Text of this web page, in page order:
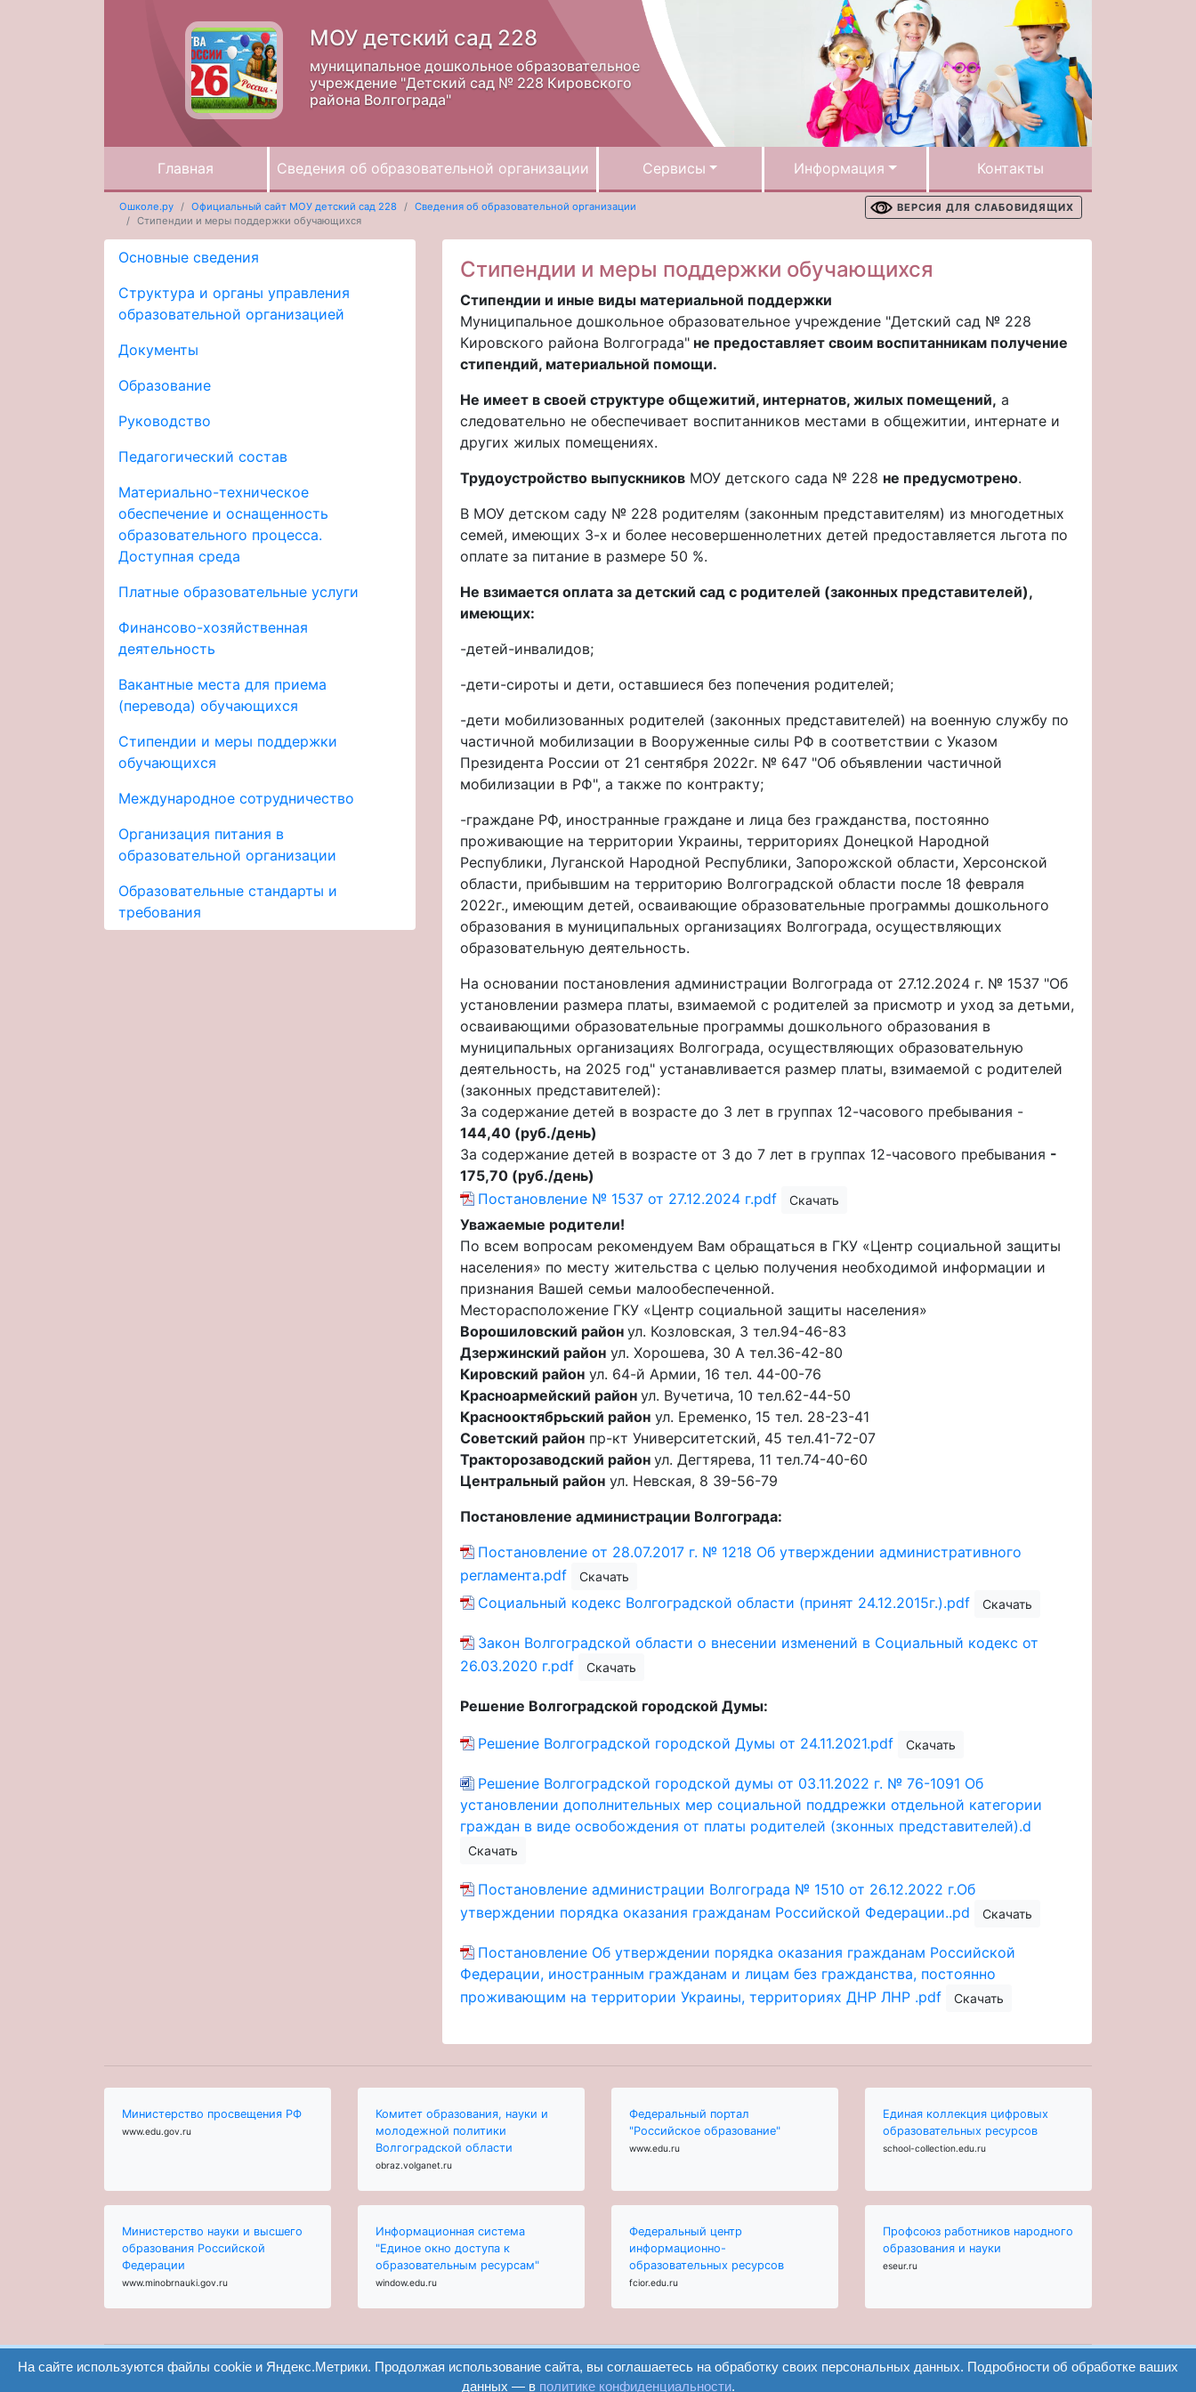
МОУ детский сад 228
муниципальное дошкольное образовательное
учреждение "Детский сад № 228 Кировского
района Волгограда"
Главная Сведения об образовательной организации Сервисы Информация Контакты
Ошколе.ру Официальный сайт МОУ детский сад 228
Сведения об образовательной организации
Стипендии и меры поддержки обучающихся
ВЕРСИЯ ДЛЯ СЛАБОВИДЯЩИХ
Основные сведения
Структура и органы управления
образовательной организацией
Документы
Образование
Руководство
Педагогический состав
Материально-техническое
обеспечение и оснащенность
образовательного процесса.
Доступная среда
Платные образовательные услуги
Финансово-хозяйственная
деятельность
Вакантные места для приема
(перевода) обучающихся
Стипендии и меры поддержки
обучающихся
Международное сотрудничество
Организация питания в
образовательной организации
Образовательные стандарты и
требования
Стипендии и меры поддержки обучающихся
Стипендии и иные виды материальной поддержки
Муниципальное дошкольное образовательное учреждение "Детский сад № 228
Кировского района Волгограда" не предоставляет своим воспитанникам получение
стипендий, материальной помощи.
Не имеет в своей структуре общежитий, интернатов, жилых помещений, а
следовательно не обеспечивает воспитанников местами в общежитии, интернате и
других жилых помещениях.
Трудоустройство выпускников МОУ детского сада № 228 не предусмотрено.
В МОУ детском саду № 228 родителям (законным представителям) из многодетных
семей, имеющих 3-х и более несовершеннолетних детей предоставляется льгота по
оплате за питание в размере 50 %.
Не взимается оплата за детский сад с родителей (законных представителей),
имеющих:
-детей-инвалидов;
-дети-сироты и дети, оставшиеся без попечения родителей;
-дети мобилизованных родителей (законных представителей) на военную службу по
частичной мобилизации в Вооруженные силы РФ в соответствии с Указом
Президента России от 21 сентября 2022г. № 647 "Об объявлении частичной
мобилизации в РФ", а также по контракту;
-граждане РФ, иностранные граждане и лица без гражданства, постоянно
проживающие на территории Украины, территориях Донецкой Народной
Республики, Луганской Народной Республики, Запорожской области, Херсонской
области, прибывшим на территорию Волгоградской области после 18 февраля
2022г., имеющим детей, осваивающие образовательные программы дошкольного
образования в муниципальных организациях Волгограда, осуществляющих
образовательную деятельность.
На основании постановления администрации Волгограда от 27.12.2024 г. № 1537 "Об
установлении размера платы, взимаемой с родителей за присмотр и уход за детьми,
осваивающими образовательные программы дошкольного образования в
муниципальных организациях Волгограда, осуществляющих образовательную
деятельность, на 2025 год" устанавливается размер платы, взимаемой с родителей
(законных представителей):
За содержание детей в возрасте до 3 лет в группах 12-часового пребывания -
144,40 (руб./день)
За содержание детей в возрасте от 3 до 7 лет в группах 12-часового пребывания -
175,70 (руб./день)
Постановление № 1537 от 27.12.2024 г.pdf
Скачать
Уважаемые родители!
По всем вопросам рекомендуем Вам обращаться в ГКУ «Центр социальной защиты
населения» по месту жительства с целью получения необходимой информации и
признания Вашей семьи малообеспеченной.
Месторасположение ГКУ «Центр социальной защиты населения»
Ворошиловский район ул. Козловская, 3 тел.94-46-83
Дзержинский район ул. Хорошева, 30 А тел.36-42-80
Кировский район ул. 64-й Армии, 16 тел. 44-00-76
Красноармейский район ул. Вучетича, 10 тел.62-44-50
Краснооктябрьский район ул. Еременко, 15 тел. 28-23-41
Советский район пр-кт Университетский, 45 тел.41-72-07
Тракторозаводский район ул. Дегтярева, 11 тел.74-40-60
Центральный район ул. Невская, 8 39-56-79
Постановление администрации Волгограда:
Постановление от 28.07.2017 г. № 1218 Об утверждении административного
регламента.pdf
Скачать
Социальный кодекс Волгоградской области (принят 24.12.2015г.).pdf Скачать
Закон Волгоградской области о внесении изменений в Социальный кодекс от
26.03.2020 г.pdf
Скачать
Решение Волгоградской городской Думы:
Решение Волгоградской городской Думы от 24.11.2021.pdf Скачать
Решение Волгоградской городской думы от 03.11.2022 г. № 76-1091 Об
установлении дополнительных мер социальной поддрежки отдельной категории
граждан в виде освобождения от платы родителей (зконных представителей).d
Скачать
Постановление администрации Волгограда № 1510 от 26.12.2022 г.Об
утверждении порядка оказания гражданам Российской Федерации..pd
Скачать
Постановление Об утверждении порядка оказания гражданам Российской
Федерации, иностранным гражданам и лицам без гражданства, постоянно
проживающим на территории Украины, территориях ДНР ЛНР .pdf
Скачать
Министерство просвещения РФ
www.edu.gov.ru
Комитет образования, науки и
молодежной политики
Волгоградской области
obraz.volganet.ru
Федеральный портал
"Российское образование"
www.edu.ru
Единая коллекция цифровых
образовательных ресурсов
school-collection.edu.ru
Министерство науки и высшего
образования Российской
Федерации
www.minobrnauki.gov.ru
Информационная система
"Единое окно доступа к
образовательным ресурсам"
window.edu.ru
Федеральный центр
информационно-
образовательных ресурсов
fcior.edu.ru
Профсоюз работников народного
образования и науки
eseur.ru
ООО "Центр образования и консалтинга"
На сайте используются файлы cookie и Яндекс.Метрики. Продолжая использование сайта, вы соглашаетесь на обработку своих персональных данных. Подробности об обработке ваших
данных — в политике конфиденциальности.